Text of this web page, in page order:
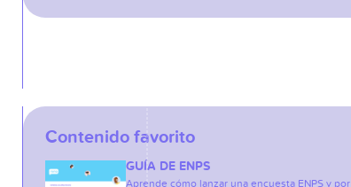
Contenido favorito
GUÍA DE ENPS
Aprende cómo lanzar una encuesta ENPS y por